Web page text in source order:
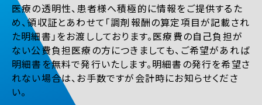
医療の透明性、患者様へ積極的に情報をご提供するた
め、領収証とあわせて「調剤報酬の算定項目が記載され
た明細書」をお渡ししております。医療費の自己負担が
ない公費負担医療の方につきましても、ご希望があれば
明細書を無料で発行いたします。明細書の発行を希望さ
れない場合は、お手数ですが会計時にお知らせくださ
い。